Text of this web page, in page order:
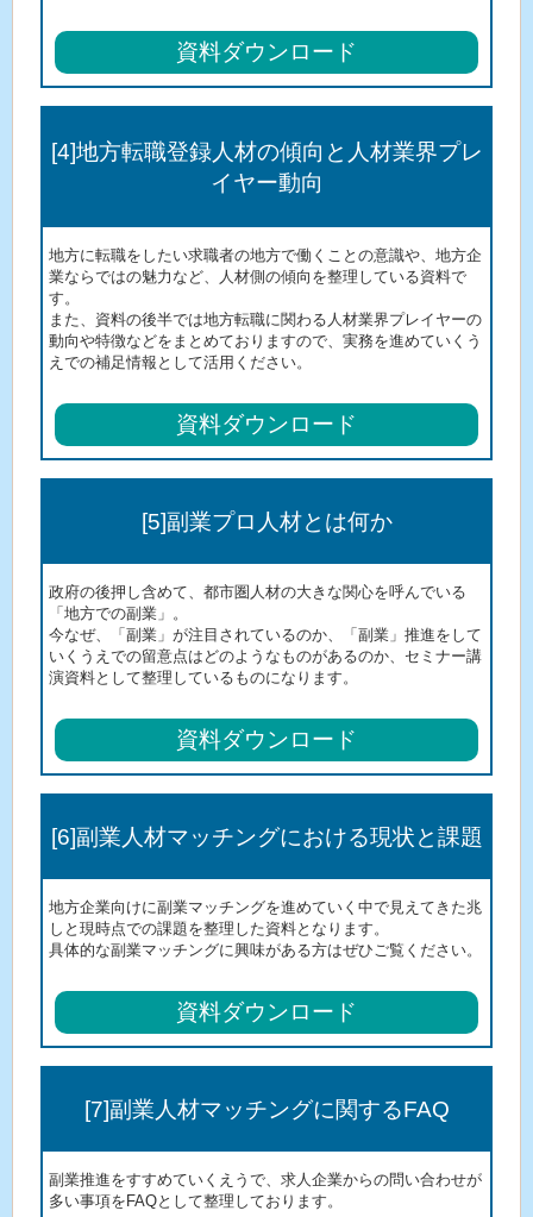
資料ダウンロード
[4]地方転職登録人材の傾向と人材業界プレ
イヤー動向
地方に転職をしたい求職者の地方で働くことの意識や、地方企
業ならではの魅力など、人材側の傾向を整理している資料で
す。
また、資料の後半では地方転職に関わる人材業界プレイヤーの
動向や特徴などをまとめておりますので、実務を進めていくう
えでの補足情報として活用ください。
資料ダウンロード
[5]副業プロ人材とは何か
政府の後押し含めて、都市圏人材の大きな関心を呼んでいる
「地方での副業」。
今なぜ、「副業」が注目されているのか、「副業」推進をして
いくうえでの留意点はどのようなものがあるのか、セミナー講
演資料として整理しているものになります。
資料ダウンロード
[6]副業人材マッチングにおける現状と課題
地方企業向けに副業マッチングを進めていく中で見えてきた兆
しと現時点での課題を整理した資料となります。
具体的な副業マッチングに興味がある方はぜひご覧ください。
資料ダウンロード
[7]副業人材マッチングに関するFAQ
副業推進をすすめていくえうで、求人企業からの問い合わせが
多い事項をFAQとして整理しております。